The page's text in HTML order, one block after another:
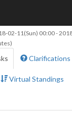
02-11(Sun) 00:00-
Clarifications
Virtual Standings